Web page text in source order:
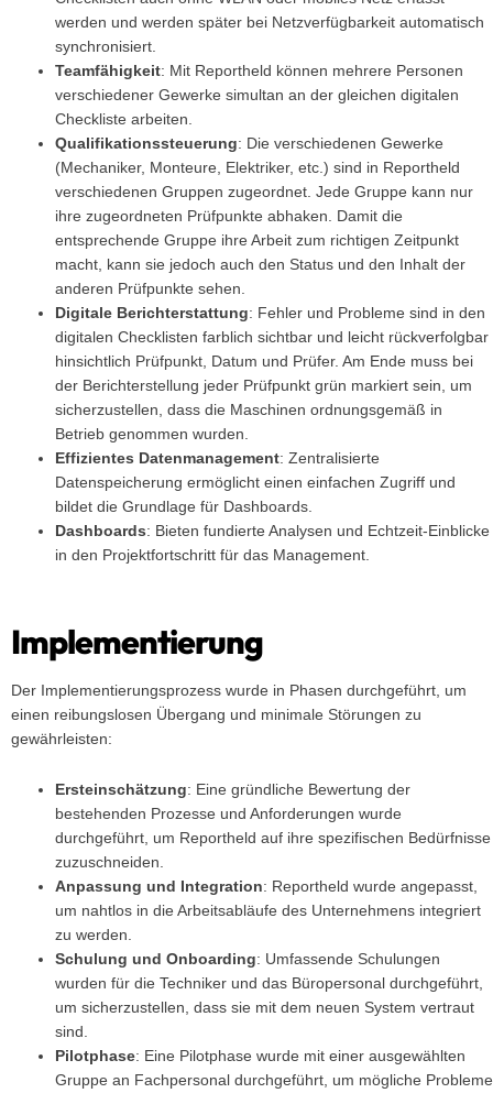
werden und werden später bei Netzverfügbarkeit automatisch
synchronisiert.
Teamfähigkeit: Mit Reportheld können mehrere Personen
verschiedener Gewerke simultan an der gleichen digitalen
Checkliste arbeiten.
Qualifikationssteuerung: Die verschiedenen Gewerke
(Mechaniker, Monteure, Elektriker, etc.) sind in Reportheld
verschiedenen Gruppen zugeordnet. Jede Gruppe kann nur
ihre zugeordneten Prüfpunkte abhaken. Damit die
entsprechende Gruppe ihre Arbeit zum richtigen Zeitpunkt
macht, kann sie jedoch auch den Status und den Inhalt der
anderen Prüfpunkte sehen.
Digitale Berichterstattung: Fehler und Probleme sind in den
digitalen Checklisten farblich sichtbar und leicht rückverfolgbar
hinsichtlich Prüfpunkt, Datum und Prüfer. Am Ende muss bei
der Berichterstellung jeder Prüfpunkt grün markiert sein, um
sicherzustellen, dass die Maschinen ordnungsgemäß in
Betrieb genommen wurden.
Effizientes Datenmanagement: Zentralisierte
Datenspeicherung ermöglicht einen einfachen Zugriff und
bildet die Grundlage für Dashboards.
Dashboards: Bieten fundierte Analysen und Echtzeit-Einblicke
in den Projektfortschritt für das Management.
Implementierung
Der Implementierungsprozess wurde in Phasen durchgeführt, um
einen reibungslosen Übergang und minimale Störungen zu
gewährleisten:
Ersteinschätzung: Eine gründliche Bewertung der
bestehenden Prozesse und Anforderungen wurde
durchgeführt, um Reportheld auf ihre spezifischen Bedürfnisse
zuzuschneiden.
Anpassung und Integration: Reportheld wurde angepasst,
um nahtlos in die Arbeitsabläufe des Unternehmens integriert
zu werden.
Schulung und Onboarding: Umfassende Schulungen
wurden für die Techniker und das Büropersonal durchgeführt,
um sicherzustellen, dass sie mit dem neuen System vertraut
sind.
Pilotphase: Eine Pilotphase wurde mit einer ausgewählten
Gruppe an Fachpersonal durchgeführt, um mögliche Probleme